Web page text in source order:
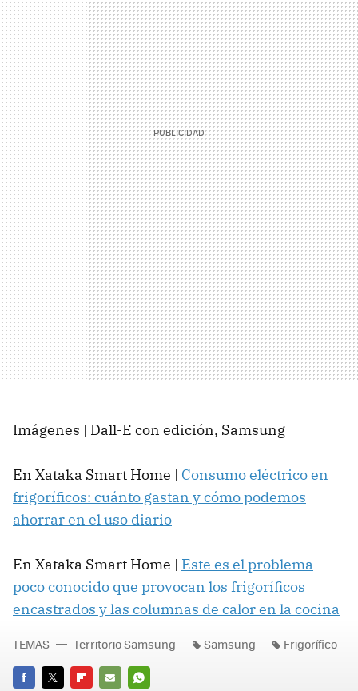
Imágenes | Dall-E con edición, Samsung
En Xataka Smart Home | Consumo eléctrico en
frigoríficos: cuánto gastan y cómo podemos
ahorrar en el uso diario
En Xataka Smart Home | Este es el problema
poco conocido que provocan los frigoríficos
encastrados y las columnas de calor en la cocina
TEMAS Territorio Samsung Samsung Frigorífico